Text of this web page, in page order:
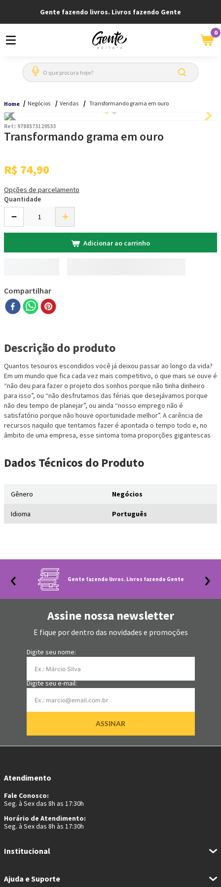
Gente fazendo livros. Livros fazendo Gente
0
O que procura hoje?
Home Negócios Vendas Transformando grama em ouro
Ref:: 9788573129533
Transformando grama em ouro
R$ 74,90
Opções de parcelamento
Quantidade
＋
－
Adicionar ao carrinho
Compartilhar
Descrição do produto
Quantos tesouros escondidos você já deixou passar ao longo da vida?
Em um mundo que fica cada vez mais competitivo, o que mais se ouve é
“não deu para fazer o projeto dos sonhos porque não tinha dinheiro
para isso”, ou “não desfrutamos das férias que desejávamos porque
não deu tempo de planejar”, ou ainda “nosso emprego não é
satisfatório porque não houve oportunidade melhor”. A carência de
recursos naquilo que tentamos fazer é apontada o tempo todo e, no
âmbito de uma empresa, esse sintoma toma proporções gigantescas
Dados Técnicos do Produto
Gênero Negócios
Idioma Português
Gente fazendo livros. Livros fazendo Gente
Assine nossa newsletter
E fique por dentro das novidades e promoções
Digite seu nome:
Digite seu e-mail:
ASSINAR
Atendimento
Fale Conosco:
Seg. à Sex das 8h as 17:30h
Horário de Atendimento:
Seg. à Sex das 8h às 17:30h
Institucional
Ajuda e Suporte